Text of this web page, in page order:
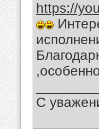
https://
С